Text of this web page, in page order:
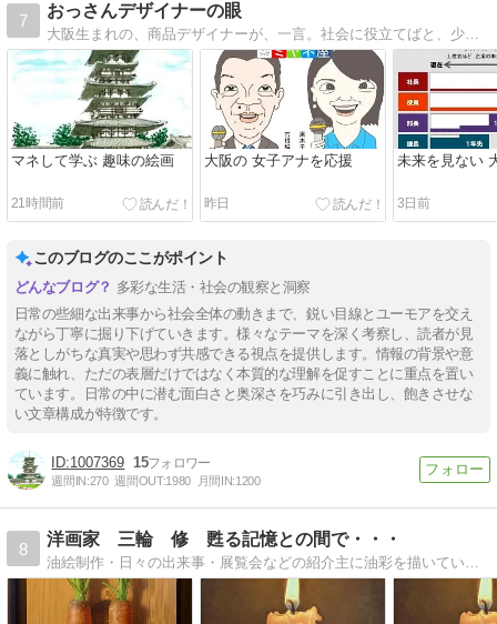
7
おっさんデザイナーの眼
大阪生まれの、商品デザイナーが、一言。社会に役立てばと、少し辛口であれこれすき放題、毎日更新目標
マネして学ぶ 趣味の絵画
21時間前
大阪の 女子アナを応援
昨日
未来を見ない
3日前
このブログのここがポイント
多彩な生活・社会の観察と洞察
日常の些細な出来事から社会全体の動きまで、鋭い目線とユーモアを交え
ながら丁寧に掘り下げていきます。様々なテーマを深く考察し、読者が見
落としがちな真実や思わず共感できる視点を提供します。情報の背景や意
義に触れ、ただの表層だけではなく本質的な理解を促すことに重点を置い
ています。日常の中に潜む面白さと奥深さを巧みに引き出し、飽きさせな
い文章構成が特徴です。
1007369 15
週間IN:270 週間OUT:1980 月間IN:1200
8
洋画家 三輪 修 甦る記憶との間で・・・